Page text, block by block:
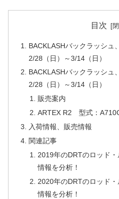
目次
BACKLASHバックラッシュ
2/28（日）～3/14（日）
BACKLASHバックラッシュ
2/28（日）～3/14（日）
販売案内
ARTEX R2 型式：
入荷情報、販売情報
関連記事
2019年のDRTのロッド
情報を分析！
2020年のDRTのロッド
情報を分析！